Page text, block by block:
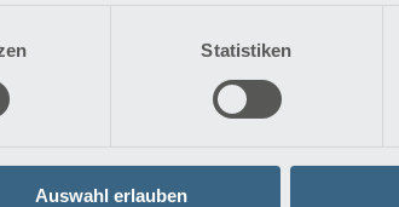
Statistiken
Auswahl erlauben
ist Atem-, Körper- und
Körper, Geist und Seele